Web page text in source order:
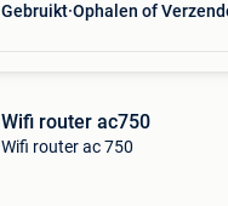
Gebruikt Ophalen of
Wifi router ac750
Wifi router ac 750